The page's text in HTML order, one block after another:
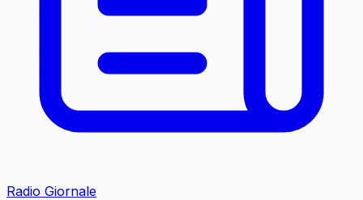
Radio Giornale